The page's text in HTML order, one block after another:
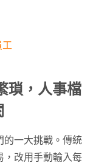
工
瑣，人事檔
的一大挑戰。傳統
，改用手動輸入每